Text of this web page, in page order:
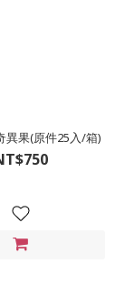
異果(原件25入/箱)